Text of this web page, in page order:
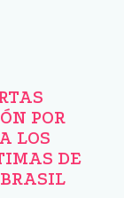
POR
LOS
DE